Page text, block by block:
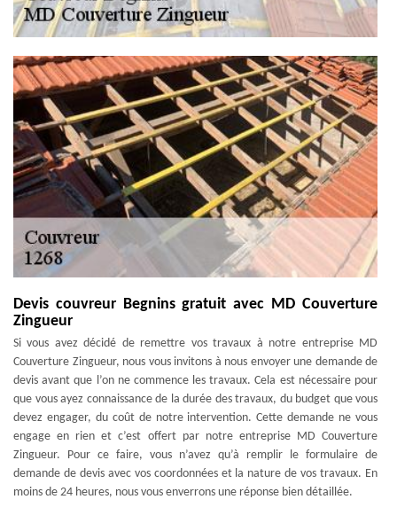
Devis couvreur Begnins gratuit avec MD Couverture
Zingueur
Si vous avez décidé de remettre vos travaux à notre entreprise MD
Couverture Zingueur, nous vous invitons à nous envoyer une demande de
devis avant que l’on ne commence les travaux. Cela est nécessaire pour
que vous ayez connaissance de la durée des travaux, du budget que vous
devez engager, du coût de notre intervention. Cette demande ne vous
engage en rien et c’est offert par notre entreprise MD Couverture
Zingueur. Pour ce faire, vous n’avez qu’à remplir le formulaire de
demande de devis avec vos coordonnées et la nature de vos travaux. En
moins de 24 heures, nous vous enverrons une réponse bien détaillée.